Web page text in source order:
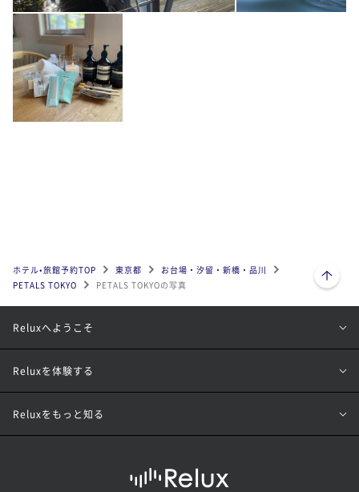
ホテル•旅館予約TOP 東京都
お台場・汐留・新橋・品川
PETALS TOKYO
PETALS TOKYOの写真
ページトップへ
Reluxへようこそ
Reluxを体験する
Reluxをもっと知る